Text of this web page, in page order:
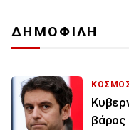
ΔΗΜΟΦΙΛΗ
βάρος